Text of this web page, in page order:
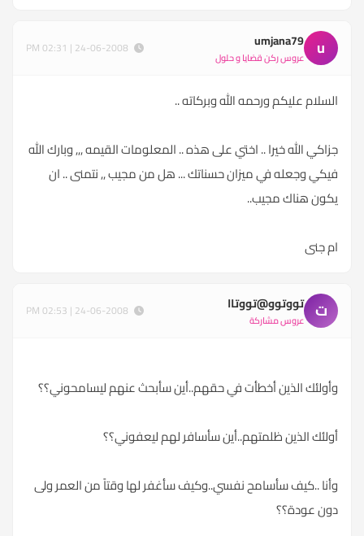
u
umjana79
عروس ركن قضايا و حلول
السلام عليكم ورحمه الله وبركاته ..
جزاكي الله خيرا .. اختي على هذه .. المعلومات القيمه ,,, وبارك الله
فيكي وجعله في ميزان حسناتك ... هل من مجيب ,, نتمنى .. ان
يكون هناك مجيب..
ام جنى
ت تووتوو@تووتاا
عروس مشاركة
وأولئك الذين أخطأت في حقهم..أين سأبحث عنهم ليسامحوني؟؟
أولئك الذين ظلمتهم..أين سأسافر لهم ليعفوني؟؟
وأنا ..كيف سأسامح نفسي..وكيف سأغفر لها وقتاً من العمر ولى
دون عودة؟؟